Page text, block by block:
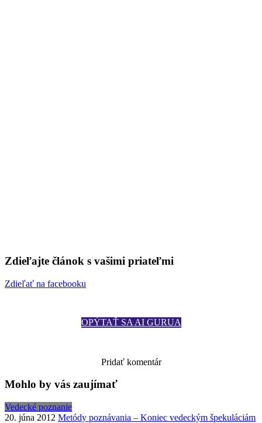
Zdieľajte článok s vašimi priateľmi
Zdieľať na facebooku
OPÝTAŤ SA AI GURUA
Pridať komentár
Mohlo by vás zaujímať
Vedecké poznanie
20. júna 2012 Metódy poznávania – Koniec vedeckým špekuláciám